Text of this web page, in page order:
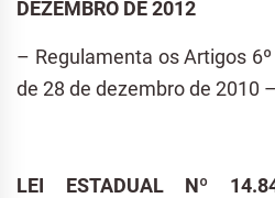
DEZEMBRO DE 2012
– Regulamenta os Artigos
de 28 de dezembro de 2010 –
LEI ESTADUAL Nº